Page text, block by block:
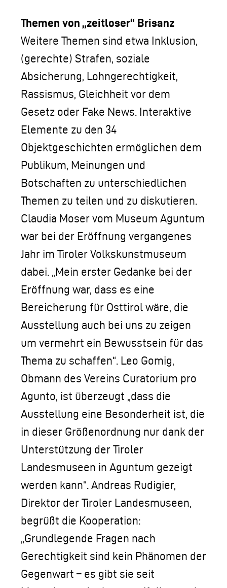
Themen von „zeitloser“ Brisanz
Weitere Themen sind etwa Inklusion,
(gerechte) Strafen, soziale
Absicherung, Lohngerechtigkeit,
Rassismus, Gleichheit vor dem
Gesetz oder Fake News. Interaktive
Elemente zu den 34
Objektgeschichten ermöglichen dem
Publikum, Meinungen und
Botschaften zu unterschiedlichen
Themen zu teilen und zu diskutieren.
Claudia Moser vom Museum Aguntum
war bei der Eröffnung vergangenes
Jahr im Tiroler Volkskunstmuseum
dabei. „Mein erster Gedanke bei der
Eröffnung war, dass es eine
Bereicherung für Osttirol wäre, die
Ausstellung auch bei uns zu zeigen
um vermehrt ein Bewusstsein für das
Thema zu schaffen“. Leo Gomig,
Obmann des Vereins Curatorium pro
Agunto, ist überzeugt „dass die
Ausstellung eine Besonderheit ist, die
in dieser Größenordnung nur dank der
Unterstützung der Tiroler
Landesmuseen in Aguntum gezeigt
werden kann“. Andreas Rudigier,
Direktor der Tiroler Landesmuseen,
begrüßt die Kooperation:
„Grundlegende Fragen nach
Gerechtigkeit sind kein Phänomen der
Gegenwart – es gibt sie seit